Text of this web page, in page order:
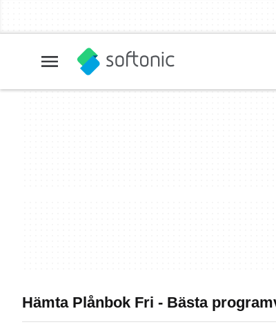
Hämta Plånbok Fri - Bästa